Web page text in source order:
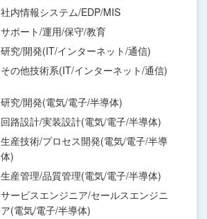
社内情報システム/EDP/MIS
サポート/運用/保守/教育
研究/開発(IT/インターネット/通信)
その他技術系(IT/インターネット/通信)
研究/開発(電気/電子/半導体)
回路設計/実装設計(電気/電子/半導体)
生産技術/プロセス開発(電気/電子/半導
体)
生産管理/品質管理(電気/電子/半導体)
サービスエンジニア/セールスエンジニ
ア(電気/電子/半導体)